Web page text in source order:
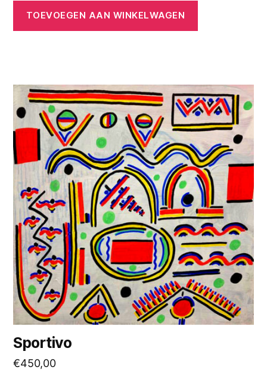
TOEVOEGEN AAN WINKELWAGEN
Sportivo
€450,00